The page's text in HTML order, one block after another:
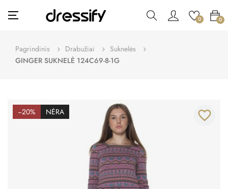
Toggle
navigation
☰ 0 0
Pagrindinis Drabužiai
Suknelės
GINGER SUKNELĖ 124C69-8-1G
−20% NĖRA favorite_border